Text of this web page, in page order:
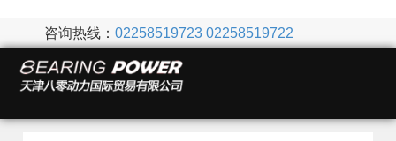
咨询热线： 02258519723 02258519722